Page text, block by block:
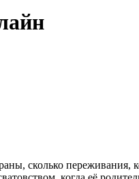
сколько переживания,